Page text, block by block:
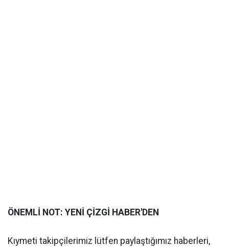
ÖNEMLİ NOT: YENİ ÇİZGİ HABER'DEN
Kıymeti takipçilerimiz lütfen paylaştığımız haberleri,